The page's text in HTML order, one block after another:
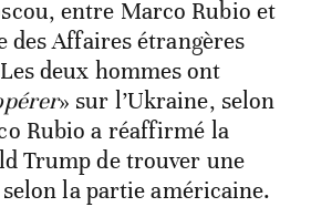
entre Marco Rubio et
des Affaires étrangères
deux hommes ont
» sur l’Ukraine, selon
Rubio a réaffirmé la
Trump de trouver une
la partie américaine.